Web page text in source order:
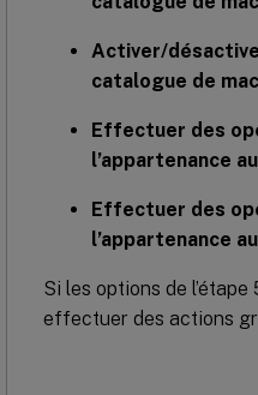
Activer/
catalogue de
Effectuer des
l’appartenance
Effectuer des
l’appartenance
Si les options de
effectuer des actions